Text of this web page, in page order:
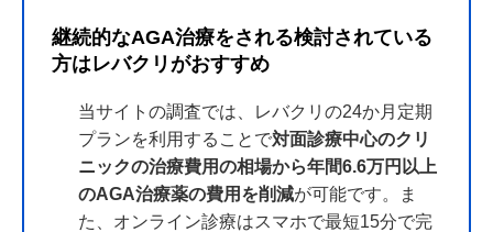
継続的なAGA治療をされる検討されている
方はレバクリがおすすめ
当サイトの調査では、レバクリの24か月定期
プランを利用することで対面診療中心のクリ
ニックの治療費用の相場から年間6.6万円以上
のAGA治療薬の費用を削減が可能です。ま
た、オンライン診療はスマホで最短15分で完